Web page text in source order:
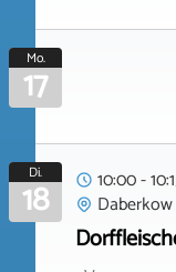
Mo.
17
Di.
18
10:00 -
Daberkow